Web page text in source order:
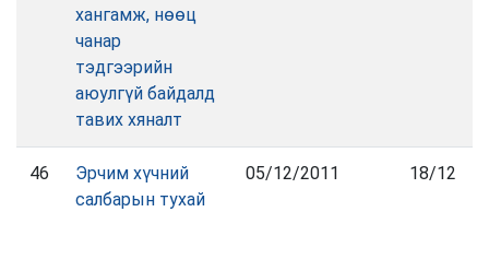
хангамж, нөөц
чанар
тэдгээрийн
аюулгүй байдалд
тавих хяналт
46
Эрчим хүчний
салбарын тухай
05/12/2011 18/12